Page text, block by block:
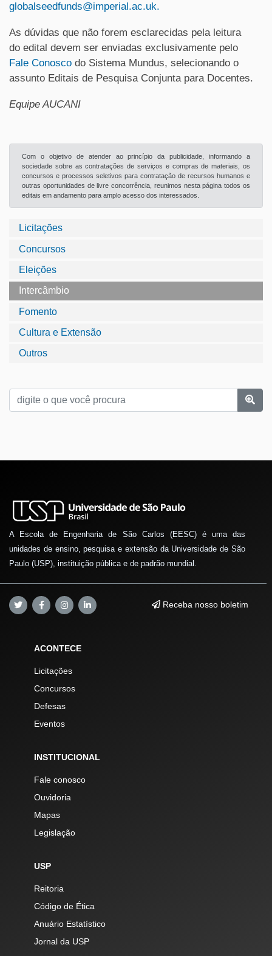
Licitações
Concursos
Eleições
Intercâmbio
Fomento
Cultura e Extensão
Outros
globalseedfunds@imperial.ac.uk.
As dúvidas que não forem esclarecidas pela leitura
do edital devem ser enviadas exclusivamente pelo
Fale Conosco do Sistema Mundus, selecionando o
assunto Editais de Pesquisa Conjunta para Docentes.
Equipe AUCANI
Com o objetivo de atender ao princípio da publicidade, informando a
sociedade sobre as contratações de serviços e compras de materiais, os
concursos e processos seletivos para contratação de recursos humanos e
outras oportunidades de livre concorrência, reunimos nesta página todos os
editais em andamento para amplo acesso dos interessados.
A Escola de Engenharia de São Carlos (EESC) é uma das
unidades de ensino, pesquisa e extensão da Universidade de São
Paulo (USP), instituição pública e de padrão mundial.
Receba nosso boletim
ACONTECE
Licitações
Concursos
Defesas
Eventos
INSTITUCIONAL
Fale conosco
Ouvidoria
Mapas
Legislação
USP
Reitoria
Código de Ética
Anuário Estatístico
Jornal da USP